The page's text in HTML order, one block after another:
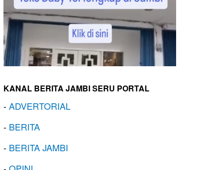
KANAL BERITA JAMBI SERU PORTAL
-ADVERTORIAL
- BERITA
- BERITA JAMBI